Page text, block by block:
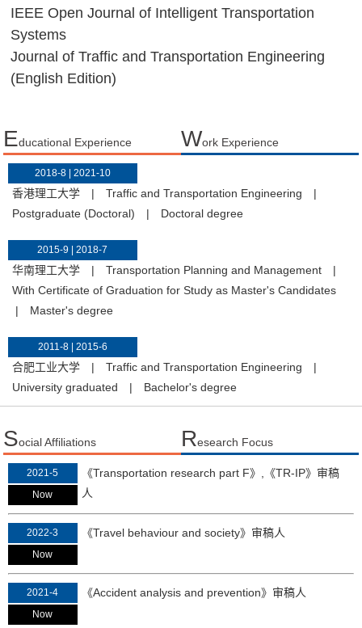
IEEE Open Journal of Intelligent Transportation
Systems
Journal of Traffic and Transportation Engineering
(English Edition)
Educational Experience Work Experience
2018-8 | 2021-10
香港理工大学 | Traffic and Transportation Engineering
|
Postgraduate (Doctoral)
| Doctoral degree
2015-9 | 2018-7
华南理工大学 | Transportation Planning and Management
|
With Certificate of Graduation for Study as Master's Candidates
|
Master's degree
2011-8 | 2015-6
合肥工业大学 | Traffic and Transportation Engineering
|
University graduated
| Bachelor's degree
Social Affiliations Research Focus
2021-5
Now
《Transportation research part F》,《TR-IP》审稿
人
2022-3
Now
《Travel behaviour and society》审稿人
2021-4
Now
《Accident analysis and prevention》审稿人